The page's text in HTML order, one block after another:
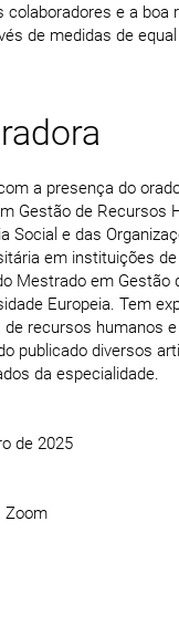
colaboradores e a boa
de medidas de equal
a presença do
Gestão de Recursos
Social e das
em instituições
Mestrado em Gestão
Europeia. Tem
de recursos humanos
publicado diversos
da especialidade.
de 2025
Zoom